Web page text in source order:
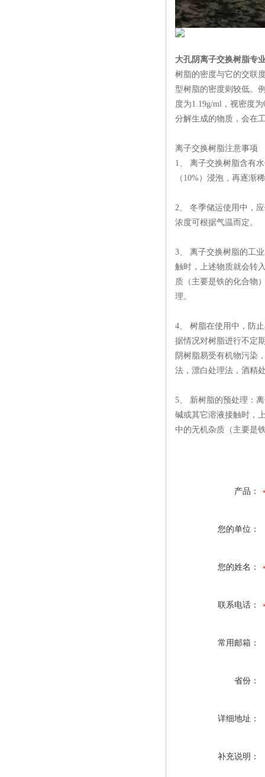
大孔阴离子交换树脂专
树脂的密度与它的交联
型树脂的密度则较低。
度为1.19g/ml，视密度
分解生成的物质，会在
离子交换树脂注意事项
1、 离子交换树脂含有
（10%）浸泡，再逐渐
2、 冬季储运使用中，
浓度可根据气温而定。
3、 离子交换树脂的工
触时，上述物质就会转
质（主要是铁的化合物
理。
4、 树脂在使用中，防
据情况对树脂进行不定
阴树脂易受有机物污染
法，漂白处理法，酒精
5、 新树脂的预处理：
碱或其它溶液接触时，
中的无机杂质（主要是
产品：
您的单位：
您的姓名：
联系电话：
常用邮箱：
省份：
详细地址：
补充说明：